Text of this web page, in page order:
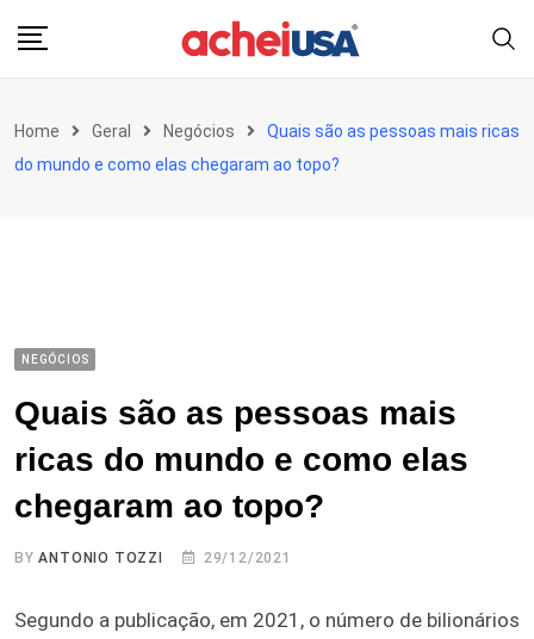
Home Geral Negócios
Quais são as pessoas mais ricas
do mundo e como elas chegaram ao topo?
NEGÓCIOS
Quais são as pessoas mais
ricas do mundo e como elas
chegaram ao topo?
BYANTONIO TOZZI 29/12/2021
Segundo a publicação, em 2021, o número de bilionários